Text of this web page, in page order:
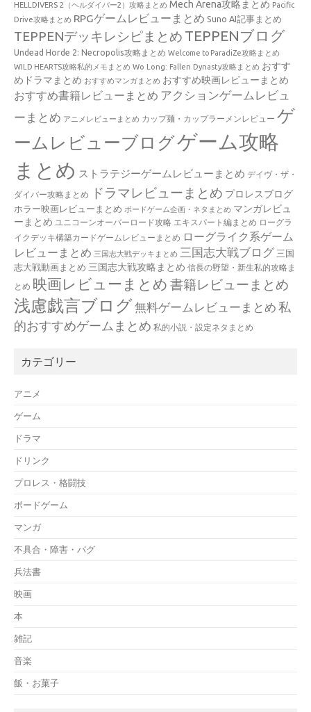
HELLDIVERS 2（ヘルダイバー2）攻略まとめ Mech Arena攻略まとめ Pacific
Drive攻略まとめ RPGゲームレビューまとめ Suno AI記事まとめ
TEPPENデッキレシピまとめ TEPPENブログ
Undead Horde 2: Necropolis攻略まとめ Welcome to ParadiZe攻略まとめ
WILD HEARTS攻略私的メモまとめ Wo Long: Fallen Dynasty攻略まとめ おすす
めドラマまとめ おすすめマンガまとめ おすすめ映画レビューまとめ
おすすめ書籍レビューまとめ アクションゲームレビュ
ーまとめ アニメレビューまとめ カップ麺・カップラーメンレビュー ゲ
ームレビューブログゲーム攻略
まとめ ストラテジーゲームレビューまとめ デイヴ・ザ・
ダイバー攻略まとめ ドラマレビューまとめ プロレスブログ
ホラー映画レビューまとめ ボードゲーム企画・ネタまとめ マンガレビュ
ーまとめ ユニコーンオーバーロード攻略 エキスパート編まとめ ローグラ
イクデッキ構築カードゲームレビューまとめ ローグライク系ゲーム
レビューまとめ 三国志大戦デッキまとめ 三国志大戦ブログ 三国
志大戦動画まとめ 三国志大戦攻略まとめ 信長の野望・新生私的攻略ま
とめ 映画レビューまとめ 書籍レビューまとめ
浅慮戯言ブログ無料ゲームレビューまとめ 私
的おすすめゲームまとめ 私的小説・設定ネタまとめ
カテゴリー
アニメ
ゲーム
ドラマ
ドリンク
プロレス・格闘技
ボードゲーム
マンガ
不具合・障害・バグ
兵法書
映画
本
雑記
音楽
飯・お菓子